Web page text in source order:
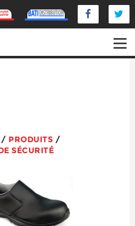
/ PRODUITS /
SÉCURITÉ